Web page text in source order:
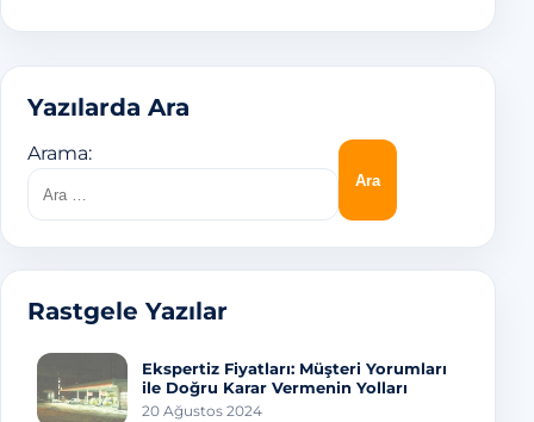
Yazılarda Ara
Arama:
Rastgele Yazılar
Ekspertiz Fiyatları: Müşteri Yorumları
ile Doğru Karar Vermenin Yolları
20 Ağustos 2024